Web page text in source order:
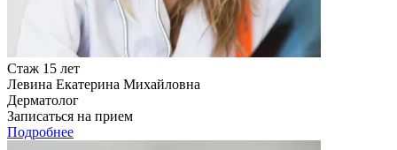
Стаж 15 лет
Левина Екатерина Михайловна
Дерматолог
Записаться на прием
Подробнее